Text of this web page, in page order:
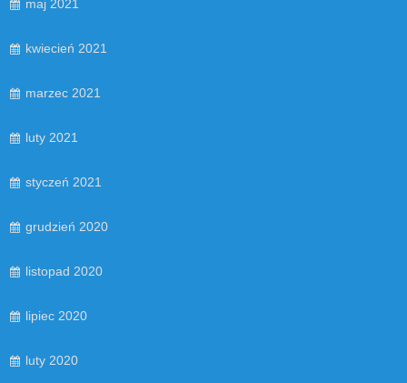
maj 2021
kwiecień 2021
marzec 2021
luty 2021
styczeń 2021
grudzień 2020
listopad 2020
lipiec 2020
luty 2020